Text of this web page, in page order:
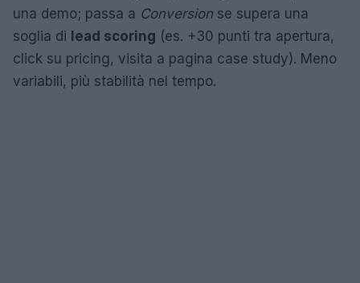
una demo; passa a Conversion se supera una
soglia di lead scoring (es. +30 punti tra apertura,
click su pricing, visita a pagina case study). Meno
variabili, più stabilità nel tempo.